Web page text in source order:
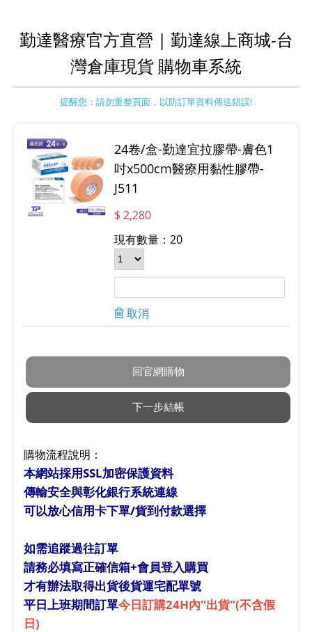
勤達醫療官方直營 | 勤達線上商城-台
灣倉庫現貨 購物車系統
提醒您：請勿重整頁面，以防訂單資料傳送錯誤!
24卷/盒-勤達宜拉膠帶-膚色1
吋x500cm醫療用黏性膠帶-
J511
$ 2,280
現有數量：20
取消
購物流程說明：
本網站採用SSL加密保護資料
傳輸安全與彰化銀行系統連線
可以放心信用卡下單/貨到付款選擇
如需追蹤過往訂單
請務必填寫正確信箱+會員登入購買
才有辦法取得出貨後貨運宅配單號
平日上班期間訂單今日訂購24H內"出貨"(不含假
日)